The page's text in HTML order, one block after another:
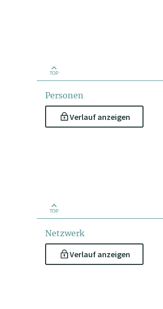
TOP
Personen
Verlauf anzeigen
TOP
Netzwerk
Verlauf anzeigen